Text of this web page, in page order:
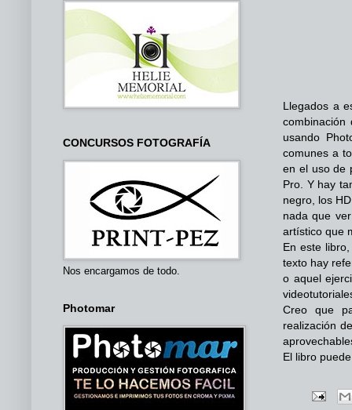
Llegados a
combinación
usando
comunes a
en el uso de
Pro. Y hay
negro, los
nada que
artístico que
En este
texto hay
o aquel
Creo que
realización
El libro
CONCURSOS FOTOGRAFÍA
Nos encargamos de todo.
Photomar